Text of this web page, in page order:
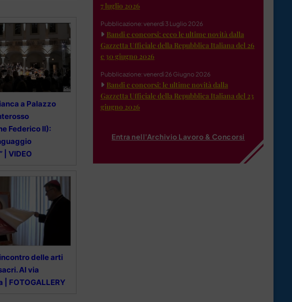
a Palazzo
Federico II):
| VIDEO
delle arti
Al via
FOTOGALLERY
7 luglio 2026
Pubblicazione: venerdì 3 Luglio 2026
Bandi e concorsi: ecco le ultime novità dalla
Gazzetta Ufficiale della Repubblica Italiana del 26
e 30 giugno 2026
Pubblicazione: venerdì 26 Giugno 2026
Bandi e concorsi: le ultime novità dalla
Gazzetta Ufficiale della Repubblica Italiana del 23
giugno 2026
Entra nell'Archivio Lavoro & Concorsi